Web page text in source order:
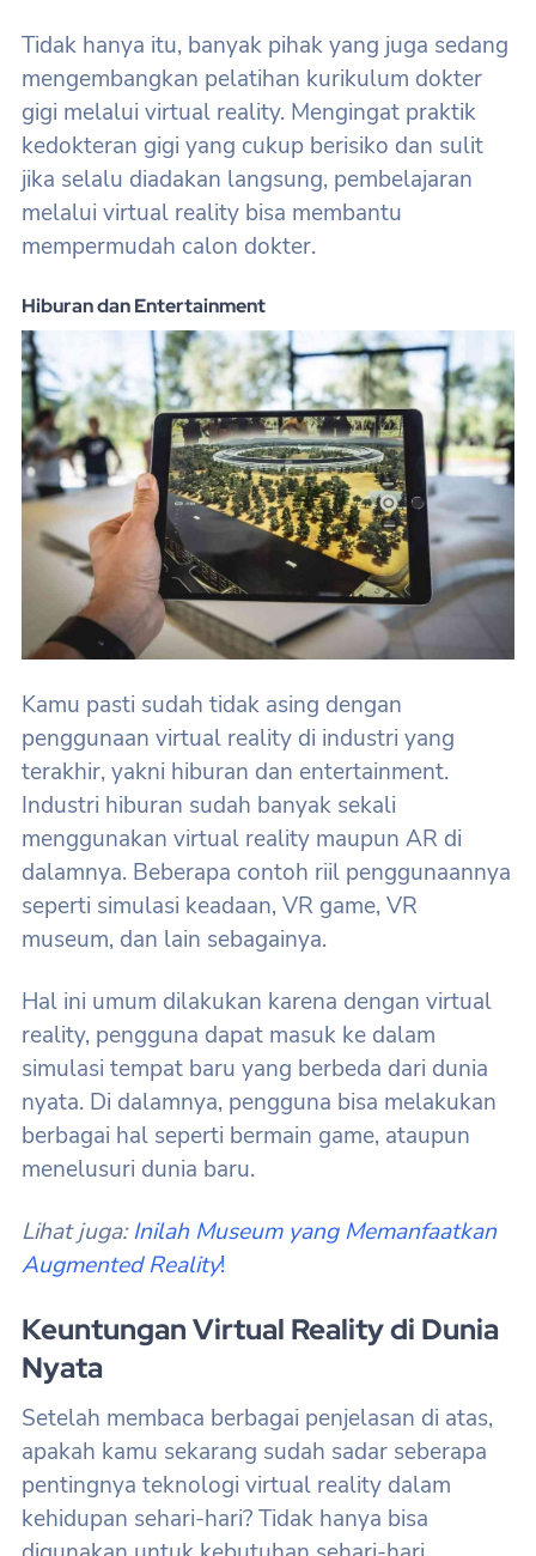
Tidak hanya itu, banyak pihak yang juga sedang
mengembangkan pelatihan kurikulum dokter
gigi melalui virtual reality. Mengingat praktik
kedokteran gigi yang cukup berisiko dan sulit
jika selalu diadakan langsung, pembelajaran
melalui virtual reality bisa membantu
mempermudah calon dokter.
Hiburan dan Entertainment
Kamu pasti sudah tidak asing dengan
penggunaan virtual reality di industri yang
terakhir, yakni hiburan dan entertainment.
Industri hiburan sudah banyak sekali
menggunakan virtual reality maupun AR di
dalamnya. Beberapa contoh riil penggunaannya
seperti simulasi keadaan, VR game, VR
museum, dan lain sebagainya.
Hal ini umum dilakukan karena dengan virtual
reality, pengguna dapat masuk ke dalam
simulasi tempat baru yang berbeda dari dunia
nyata. Di dalamnya, pengguna bisa melakukan
berbagai hal seperti bermain game, ataupun
menelusuri dunia baru.
Lihat juga:Inilah Museum yang Memanfaatkan
Augmented Reality!
Keuntungan Virtual Reality di Dunia
Nyata
Setelah membaca berbagai penjelasan di atas,
apakah kamu sekarang sudah sadar seberapa
pentingnya teknologi virtual reality dalam
kehidupan sehari-hari? Tidak hanya bisa